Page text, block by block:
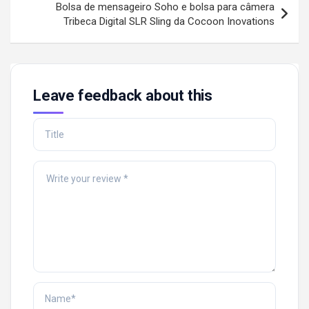
Bolsa de mensageiro Soho e bolsa para câmera
Tribeca Digital SLR Sling da Cocoon Inovations
Leave feedback about this